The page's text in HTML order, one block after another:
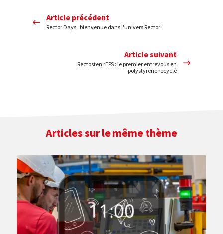
Article précédent
Rector Days : bienvenue dans l'univers Rector !
Article suivant
Rectosten rEPS : le premier entrevous en
polystyrène recyclé
Articles sur le même thème